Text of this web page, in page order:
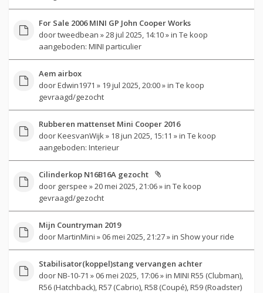
For Sale 2006 MINI GP John Cooper Works
doortweedbean » 28 jul 2025, 14:10 » in Te koop
aangeboden: MINI particulier
Aem airbox
doorEdwin1971 » 19 jul 2025, 20:00 » in Te koop
gevraagd/gezocht
Rubberen mattenset Mini Cooper 2016
doorKeesvanWijk » 18 jun 2025, 15:11 » in Te koop
aangeboden: Interieur
Cilinderkop N16B16A gezocht
door gerspee » 20 mei 2025, 21:06 » in Te koop
gevraagd/gezocht
Mijn Countryman 2019
doorMartinMini » 06 mei 2025, 21:27 » in Show your ride
Stabilisator(koppel)stang vervangen achter
doorNB-10-71 » 06 mei 2025, 17:06 » in MINI R55 (Clubman),
R56 (Hatchback), R57 (Cabrio), R58 (Coupé), R59 (Roadster)